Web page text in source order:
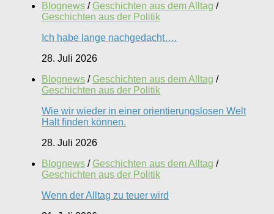
Blognews / Geschichten aus dem Alltag /
Geschichten aus der Politik
Ich habe lange nachgedacht….
28. Juli 2026
Blognews / Geschichten aus dem Alltag /
Geschichten aus der Politik
Wie wir wieder in einer orientierungslosen Welt
Halt finden können.
28. Juli 2026
Blognews / Geschichten aus dem Alltag /
Geschichten aus der Politik
Wenn der Alltag zu teuer wird